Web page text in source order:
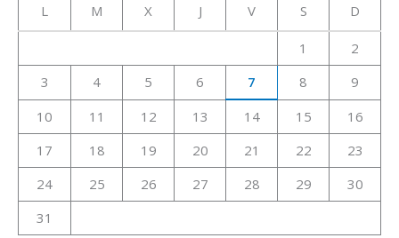
L M X J V S D
1
2
3
4 5 6 7 8
9
10
11 12 13 14 15
16
17
18 19 20 21 22
23
24
25 26 27 28 29
30
31